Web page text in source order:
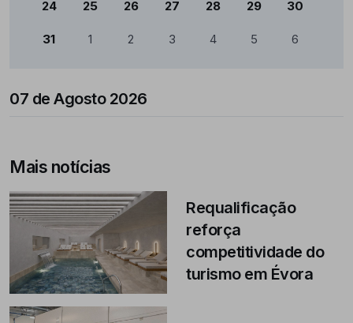
24 25 26 27 28 29 30
31 1 2 3 4 5 6
07 de Agosto 2026
Mais notícias
Requalificação
reforça
competitividade do
turismo em Évora